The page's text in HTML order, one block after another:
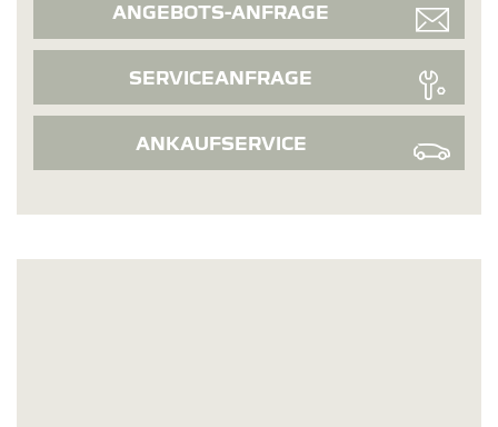
ANGEBOTS-ANFRAGE
SERVICEANFRAGE
ANKAUFSERVICE